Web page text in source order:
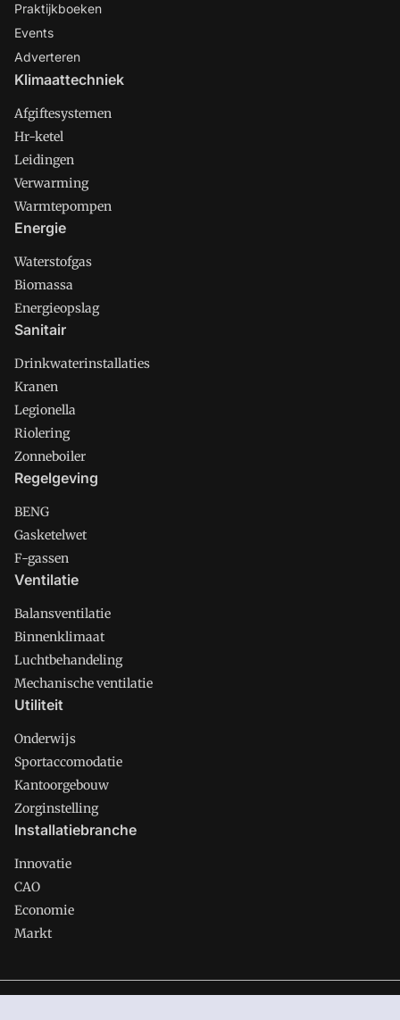
Praktijkboeken
Events
Adverteren
Klimaattechniek
Afgiftesystemen
Hr-ketel
Leidingen
Verwarming
Warmtepompen
Energie
Waterstofgas
Biomassa
Energieopslag
Sanitair
Drinkwaterinstallaties
Kranen
Legionella
Riolering
Zonneboiler
Regelgeving
BENG
Gasketelwet
F-gassen
Ventilatie
Balansventilatie
Binnenklimaat
Luchtbehandeling
Mechanische ventilatie
Utiliteit
Onderwijs
Sportaccomodatie
Kantoorgebouw
Zorginstelling
Installatiebranche
Innovatie
CAO
Economie
Markt